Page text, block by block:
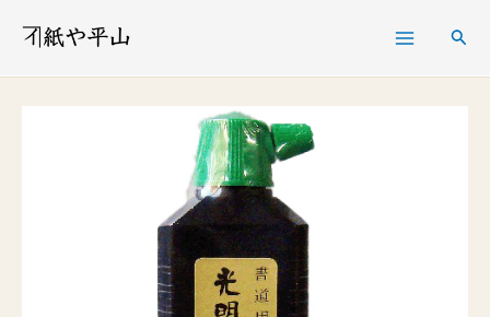
検